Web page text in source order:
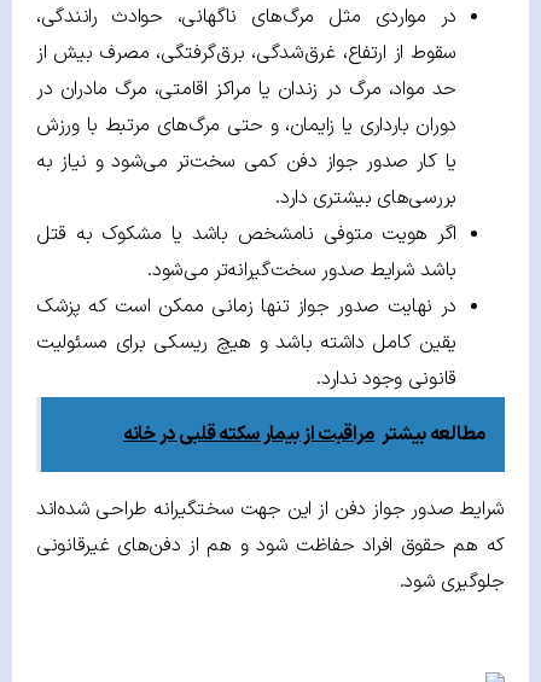
در مواردی مثل مرگ‌های ناگهانی، حوادث رانندگی،
سقوط از ارتفاع، غرق‌شدگی، برق‌گرفتگی، مصرف بیش از
حد مواد، مرگ در زندان یا مراکز اقامتی، مرگ مادران در
دوران بارداری یا زایمان، و حتی مرگ‌های مرتبط با ورزش
یا کار صدور جواز دفن کمی سخت‌تر می‌شود و نیاز به
بررسی‌های بیشتری دارد.
اگر هویت متوفی نامشخص باشد یا مشکوک به قتل
باشد شرایط صدور سخت‌گیرانه‌تر می‌شود.
در نهایت صدور جواز تنها زمانی ممکن است که پزشک
یقین کامل داشته باشد و هیچ ریسکی برای مسئولیت
قانونی وجود ندارد.
مطالعه بیشتر مراقبت از بیمار سکته قلبی در خانه
شرایط صدور جواز دفن از این جهت سختگیرانه طراحی شده‌اند
که هم حقوق افراد حفاظت شود و هم از دفن‌های غیرقانونی
جلوگیری شود.